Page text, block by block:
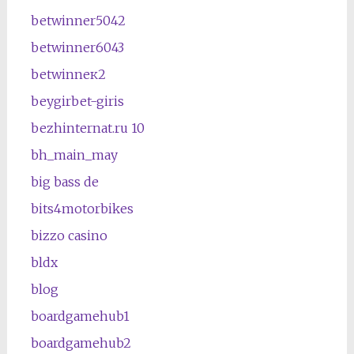
betwinner5042
betwinner6043
betwinneк2
beygirbet-giris
bezhinternat.ru 10
bh_main_may
big bass de
bits4motorbikes
bizzo casino
bldx
blog
boardgamehub1
boardgamehub2